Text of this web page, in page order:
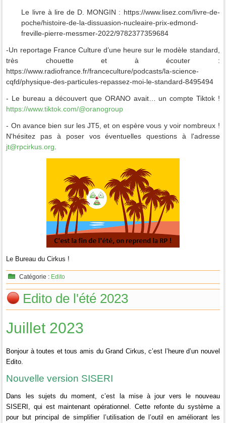
Le livre à lire de D. MONGIN : https://www.lisez.com/livre-de-
poche/histoire-de-la-dissuasion-nucleaire-prix-edmond-
freville-pierre-messmer-2022/9782377359684
-Un reportage France Culture d’une heure sur le modèle standard,
très chouette et à écouter :
https://www.radiofrance.fr/franceculture/podcasts/la-science-
cqfd/physique-des-particules-repassez-moi-le-standard-8495494
- Le bureau a découvert que ORANO avait… un compte Tiktok !
https://www.tiktok.com/@oranogroup
- On avance bien sur les JT5, et on espère vous y voir nombreux !
N'hésitez pas à poser vos éventuelles questions à l'adresse
jt@rpcirkus.org
Le Bureau du Cirkus !
Catégorie : Edito
Edito de l'été 2023
Juillet 2023
Bonjour à toutes et tous amis du Grand Cirkus, c’est l’heure d’un nouvel
Edito.
Nouvelle version SISERI
Dans les sujets du moment, c’est la mise à jour vers le nouveau
SISERI, qui est maintenant opérationnel. Cette refonte du système a
pour but principal de simplifier l’utilisation de l’outil en améliorant les